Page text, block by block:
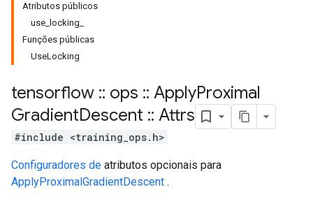
Atributos públicos
use_locking_
Funções públicas
UseLocking
tensorflow :: ops :: ApplyProximal
GradientDescent :: Attrs
#include <training_ops.h>
Configuradores de atributos opcionais para
ApplyProximalGradientDescent .